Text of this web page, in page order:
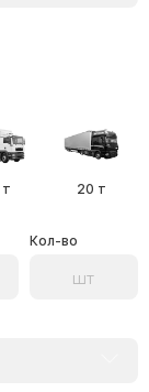
т 20 т
Кол-во